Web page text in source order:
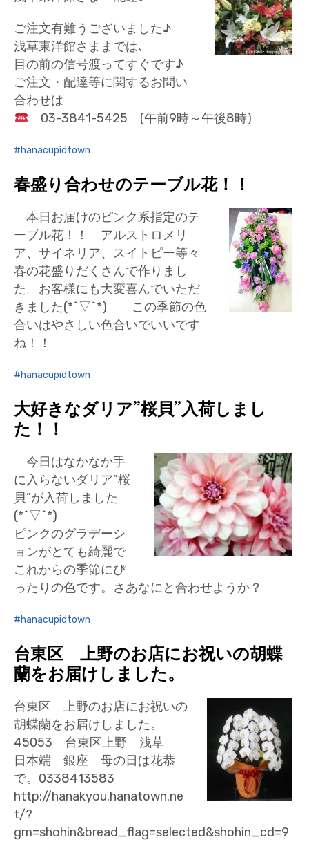
ご注文有難うございました♪
浅草東洋館さままでは､
目の前の信号渡ってすぐです♪
ご注文・配達等に関するお問い
合わせは
03-3841-5425 (午前9時～午後8時)
hanacupidtown
春盛り合わせのテーブル花！！
本日お届けのピンク系指定のテ
ーブル花！！ アルストロメリ
ア、サイネリア、スイトピー等々
春の花盛りだくさんで作りまし
た。お客様にも大変喜んでいただ
きました(*^▽^*) この季節の色
合いはやさしい色合いでいいです
ね！！
hanacupidtown
大好きなダリア”桜貝”入荷しまし
た！！
今日はなかなか手
に入らないダリア”桜
貝”が入荷しました
(*^▽^*)
ピンクのグラデーシ
ョンがとても綺麗で
これからの季節にぴ
ったりの色です。さあなにと合わせようか？
hanacupidtown
台東区 上野のお店にお祝いの胡蝶
蘭をお届けしました。
台東区 上野のお店にお祝いの
胡蝶蘭をお届けしました。
45053 台東区上野 浅草
日本端 銀座 母の日は花恭
で。0338413583
http://hanakyou.hanatown.ne
t/?
gm=shohin&bread_flag=selected&shohin_cd=9